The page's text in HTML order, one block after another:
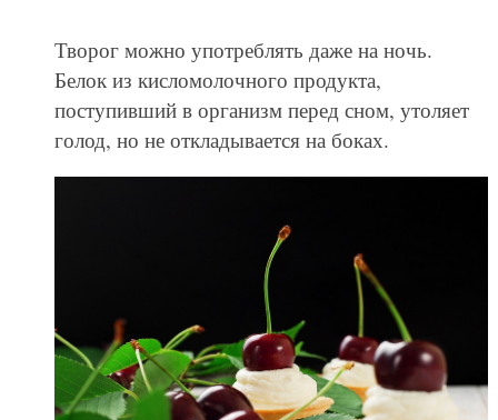
Творог можно употреблять даже на ночь.
Белок из кисломолочного продукта,
поступивший в организм перед сном, утоляет
голод, но не откладывается на боках.